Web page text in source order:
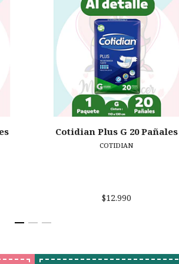
Cotidian Plus G 20 Pañales
COTIDIAN
$12.990